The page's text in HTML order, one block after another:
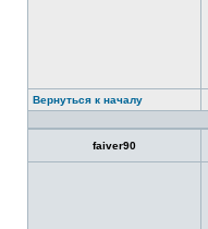
Вернуться к началу
faiver90